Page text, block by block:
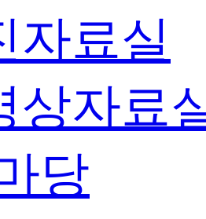
자료실
상자료
당